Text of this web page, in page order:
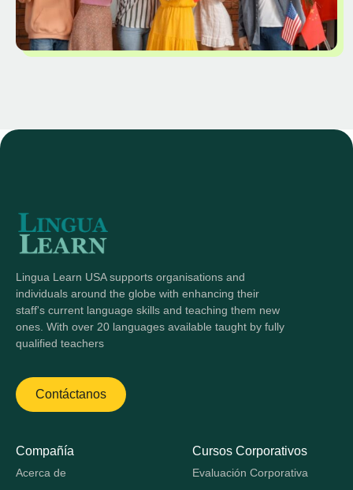
Lingua Learn USA supports organisations and
individuals around the globe with enhancing their
staff's current language skills and teaching them new
ones. With over 20 languages available taught by fully
qualified teachers
Contáctanos
Compañía
Acerca de
Cursos Corporativos
Evaluación Corporativa